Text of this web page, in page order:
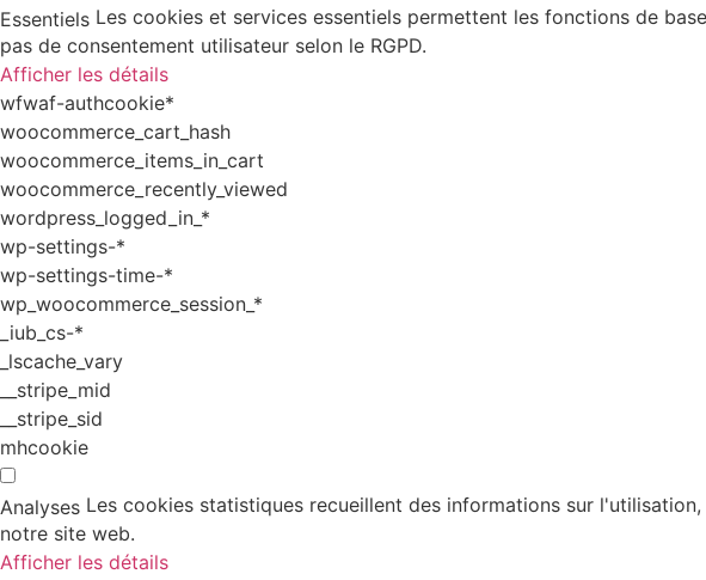
Essentiels Les cookies et services essentiels permettent les fonctions de
pas de consentement utilisateur selon le RGPD.
Afficher les détails
wfwaf-authcookie*
woocommerce_cart_hash
woocommerce_items_in_cart
woocommerce_recently_viewed
wordpress_logged_in_*
wp-settings-*
wp-settings-time-*
wp_woocommerce_session_*
_iub_cs-*
_lscache_vary
__stripe_mid
__stripe_sid
mhcookie
Analyses Les cookies statistiques recueillent des informations sur
notre site web.
Afficher les détails